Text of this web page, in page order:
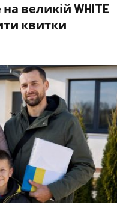
великій WHITE
квитки